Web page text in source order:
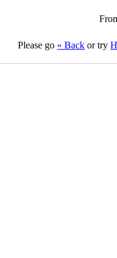
Please go « Back or try